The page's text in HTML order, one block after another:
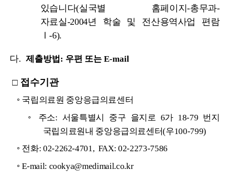
있습니다(실국별 홈페이지-총무과-
자료실-2004년 학술 및 전산용역사업 편람
Ⅰ-6).
다. 제출방법: 우편 또는 E-mail
□ 접수기관
◦ 국립의료원 중앙응급의료센터
◦ 주소: 서울특별시 중구 을지로 6가 18-79 번지
국립의료원내 중앙응급의료센터(우100-799)
◦ 전화: 02-2262-4701, FAX: 02-2273-7586
◦E-mail: cookya@medimail.co.kr